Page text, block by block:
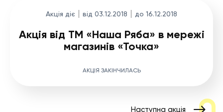
Акція діє від 03.12.2018 до 16.12.2018
Акція від ТМ «Наша Ряба» в мережі
магазинів «Точка»
АКЦІЯ ЗАКІНЧИЛАСЬ
Наступна акція